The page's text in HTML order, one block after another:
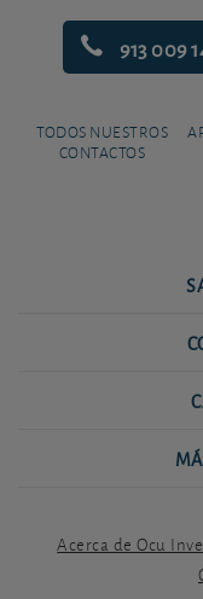
913 009
TODOS NUESTROS
CONTACTOS
Acerca de Ocu